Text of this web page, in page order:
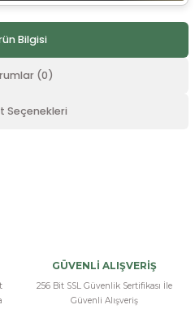
Bilgisi
(0)
Seçenekleri
GÜVENLİ ALIŞVERİŞ
256 Bit SSL Güvenlik Sertifikası İle
Güvenli Alışveriş